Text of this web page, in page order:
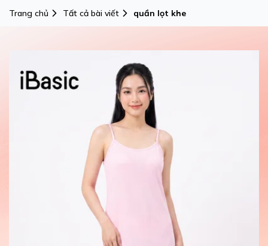
Trang chủ Tất cả bài viết quần lọt khe